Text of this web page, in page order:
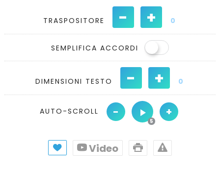
TRASPOSITORE - + 0
SEMPLIFICA ACCORDI
DIMENSIONI TESTO - + 0
AUTO-SCROLL - +
Video